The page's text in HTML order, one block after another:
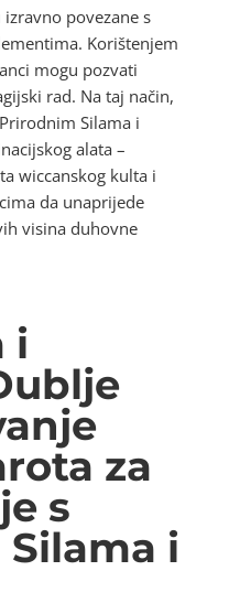
povezane s
Korištenjem
mogu pozvati
rad. Na taj način,
Silama i
alata –
wiccanskog kulta i
da unaprijede
visina duhovne
i
za
s
i